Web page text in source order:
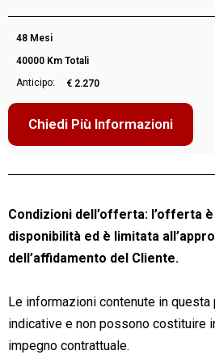
48 Mesi
40000 Km Totali
Anticipo:
€ 2.270
Chiedi Più Informazioni
Condizioni dell’offerta: l’offerta
disponibilità ed è limitata
dell’affidamento del Cliente.
Le informazioni contenute in questa
indicative e non possono costituire
impegno contrattuale.